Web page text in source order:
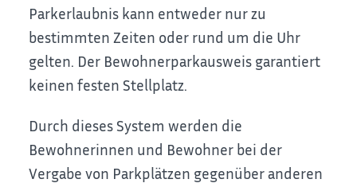
Parkerlaubnis kann entweder nur zu
bestimmten Zeiten oder rund um die Uhr
gelten. Der Bewohnerparkausweis garantiert
keinen festen Stellplatz.
Durch dieses System werden die
Bewohnerinnen und Bewohner bei der
Vergabe von Parkplätzen gegenüber anderen